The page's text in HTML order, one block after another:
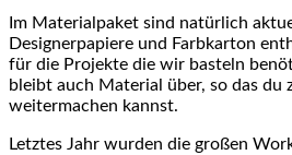
Im Materialpaket sind natürlich
Designerpapiere und Farbkarton
für die Projekte die wir basteln
bleibt auch Material über, so das du
weitermachen kannst.
Letztes Jahr wurden die großen